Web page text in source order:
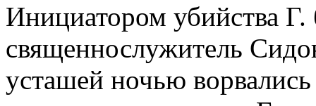
Инициатором убийства Г.
священнослужитель
усташей ночью